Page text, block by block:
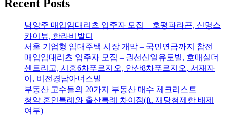
Recent Posts
남양주 매입임대리츠 입주자 모집 – 호평파라곤, 신명스
카이뷰, 한라비발디
서울 기업형 임대주택 시장 개막 – 국민연금까지 참전
매입임대리츠 입주자 모집 – 권선신일유토빌, 호매실더
센트리고, 시흥6차푸르지오, 안산8차푸르지오, 서재자
이, 비전경남아너스빌
부동산 고수들의 20가지 부동산 매수 체크리스트
청약 혼인특례와 출산특례 차이점(ft. 재당첨제한 배제
여부)